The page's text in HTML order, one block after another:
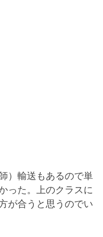
）輸送もあるので単
った。上のクラスに
が合うと思うのでい